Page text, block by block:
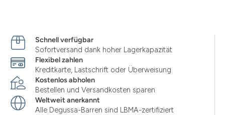
Schnell verfügbar
Sofortversand dank hoher Lagerkapazität
Flexibel zahlen
Kreditkarte, Lastschrift oder Überweisung
Kostenlos abholen
Bestellen und Versandkosten sparen
Weltweit anerkannt
Alle Degussa-Barren sind LBMA-zertifiziert